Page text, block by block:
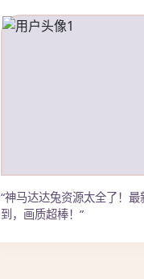
“神马达达兔资源太全了！
到，画质超棒！”